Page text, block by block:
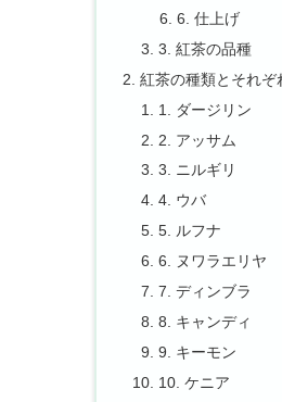
6. 仕上げ
3. 紅茶の品種
紅茶の種類とそれぞ
1. ダージリン
2. アッサム
3. ニルギリ
4. ウバ
5. ルフナ
6. ヌワラエリヤ
7. ディンブラ
8. キャンディ
9. キーモン
10. ケニア